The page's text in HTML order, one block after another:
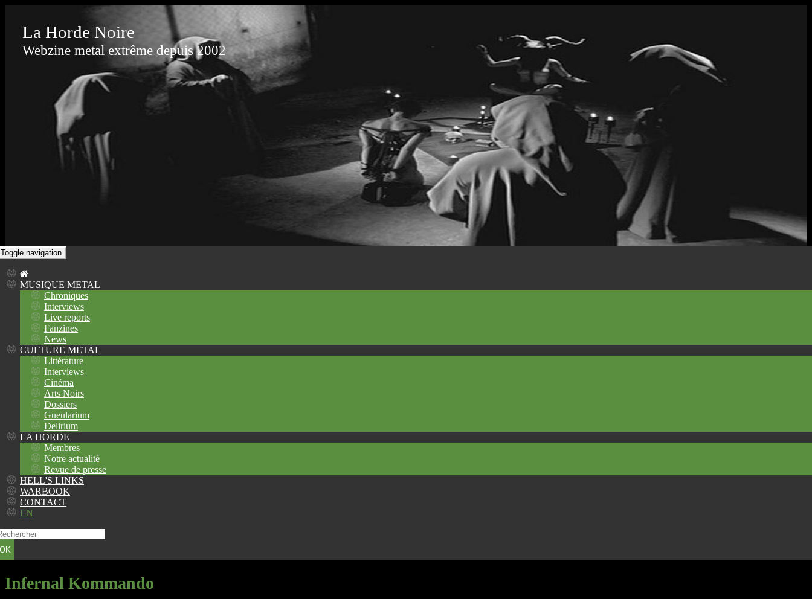
La Horde Noire
Webzine metal extrême depuis 2002
Toggle navigation
MUSIQUE METAL
Chroniques
Interviews
Live reports
Fanzines
News
CULTURE METAL
Littérature
Interviews
Cinéma
Arts Noirs
Dossiers
Gueularium
Delirium
LA HORDE
Membres
Notre actualité
Revue de presse
HELL'S LINKS
WARBOOK
CONTACT
EN
OK
Infernal Kommando